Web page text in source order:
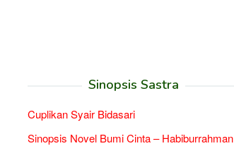
Sinopsis Sastra
Cuplikan Syair Bidasari
Sinopsis Novel Bumi Cinta – Habiburrahman